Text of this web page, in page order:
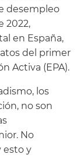
desempleo
2022,
en España,
del primer
Activa (EPA).
los
no son
No
esto y